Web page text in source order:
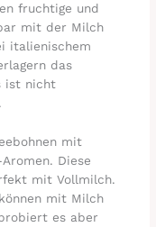
fruchtige und
mit der Milch
italienischem
das
ist nicht
mit
Diese
mit Vollmilch.
mit Milch
es aber